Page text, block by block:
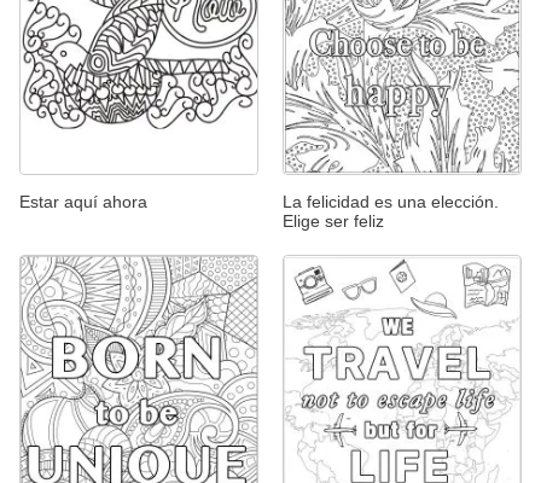
Estar aquí ahora
La felicidad es una elección.
Elige ser feliz